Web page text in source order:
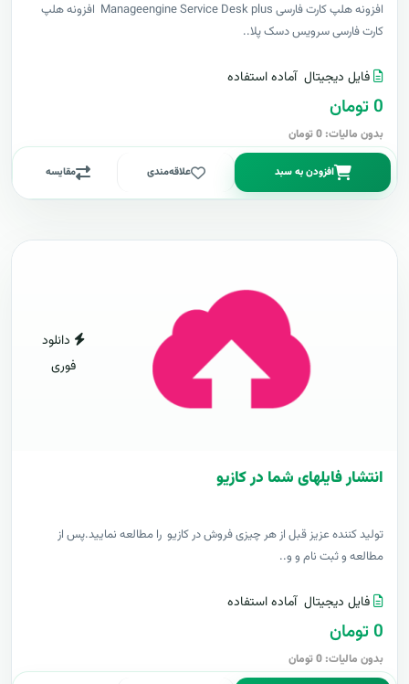
افزونه هلپ کارت فارسی Manageengine Service Desk plus افزونه هلپ
کارت فارسی سرویس دسک پلا..
فایل دیجیتال آماده استفاده
0 تومان
بدون مالیات: 0 تومان
افزودن به سبد علاقه‌مندی مقایسه
دانلود
فوری
انتشار فایلهای شما در کازیو
توليد کننده عزيز قبل از هر چیزی فروش در کازیو را مطالعه نمایید.پس از
مطالعه و ثبت نام و و..
فایل دیجیتال آماده استفاده
0 تومان
بدون مالیات: 0 تومان